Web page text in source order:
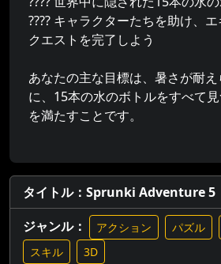
???? キャラクターたちを助け、
クエストを完了しよう
あなたの主な目標は、暑さが耐
に、15本の水のボトルをすべて
を満たすことです。
タイトル：Sprunki Adventure 5
ジャンル：
アクション パズル
スキル
3D